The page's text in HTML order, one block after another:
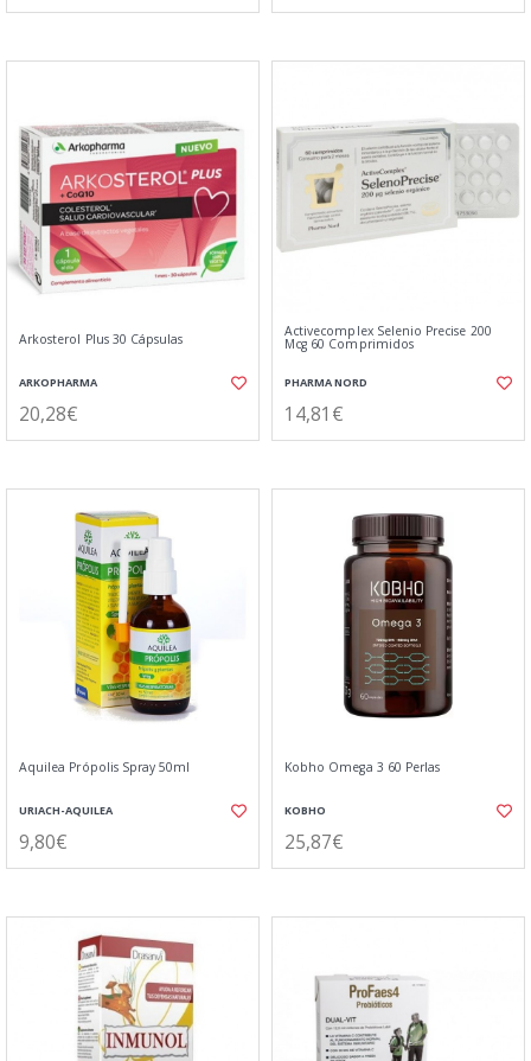
Arkosterol Plus 30 Cápsulas
ARKOPHARMA
20,28€
Activecomplex Selenio Precise 200
Mcg 60 Comprimidos
PHARMA NORD
14,81€
Aquilea Própolis Spray 50ml
URIACH-AQUILEA
9,80€
Kobho Omega 3 60 Perlas
KOBHO
25,87€